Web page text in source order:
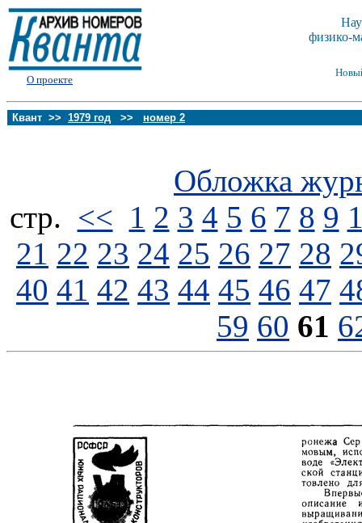
О проекте
физико-
Квант >> 1979 год >> номер 2
Обложка
стp. << 1 2 3 4 5 6 7 8 9
21 22 23 24 25 26 27 28
40 41 42 43 44 45 46 47
59 60 61